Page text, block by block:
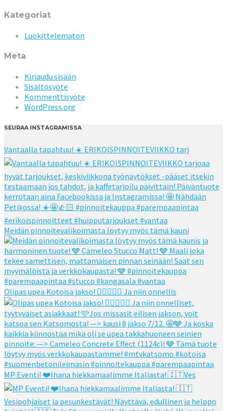
Kategoriat
Luokittelematon
Meta
Kirjaudu sisään
Sisältösyöte
Kommenttisyöte
WordPress.org
SEURAA INSTAGRAMISSA
Vantaalla tapahtuu! ☀️ ERIKOISPINNOITEVIIKKO tarj
Meidän pinnoitevalikoimasta löytyy myös tämä kauni
Olipas upea Kotoisa jakso! 👌🏻👌🏻🧡 Ja niin onnellis
MP Eventi! ❤️Ihana hiekkamaalimme Italiasta! 🇮🇹Ves